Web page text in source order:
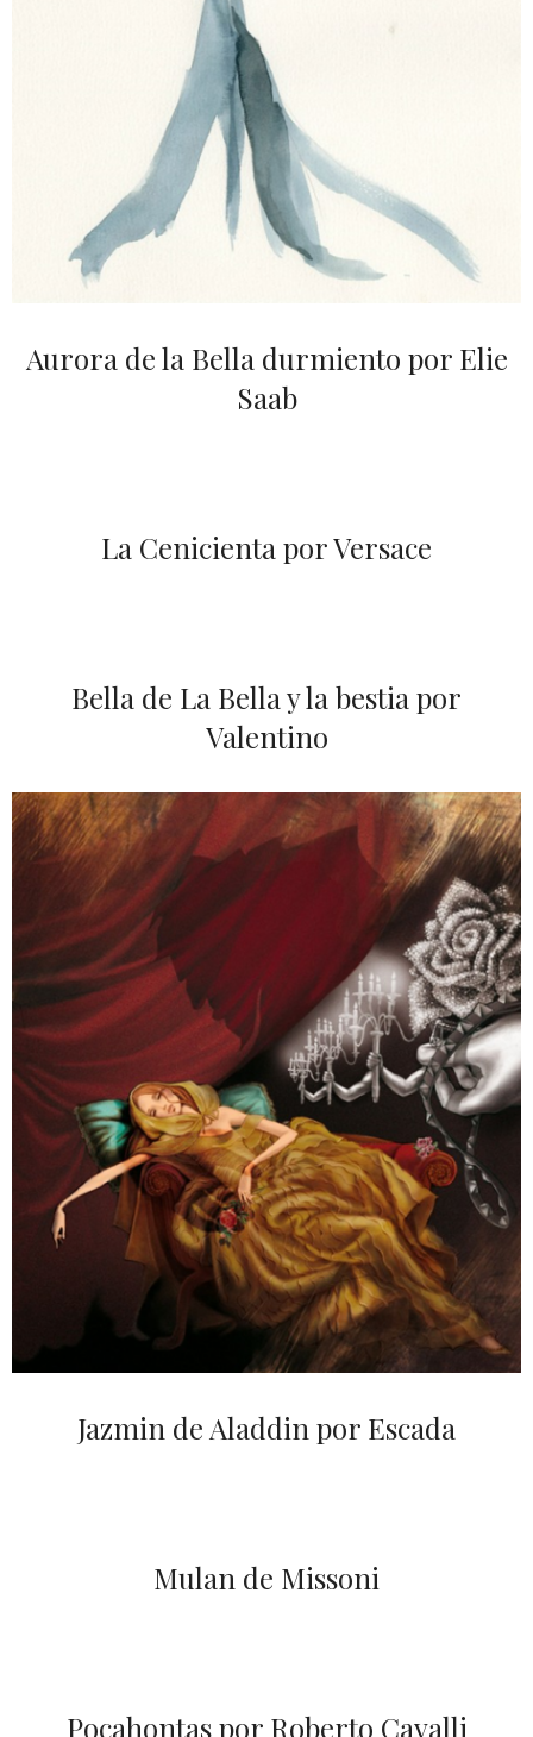
Aurora de la Bella durmiento por Elie
Saab
La Cenicienta por Versace
Bella de La Bella y la bestia por
Valentino
Jazmin de Aladdin por Escada
Mulan de Missoni
Pocahontas por Roberto Cavalli